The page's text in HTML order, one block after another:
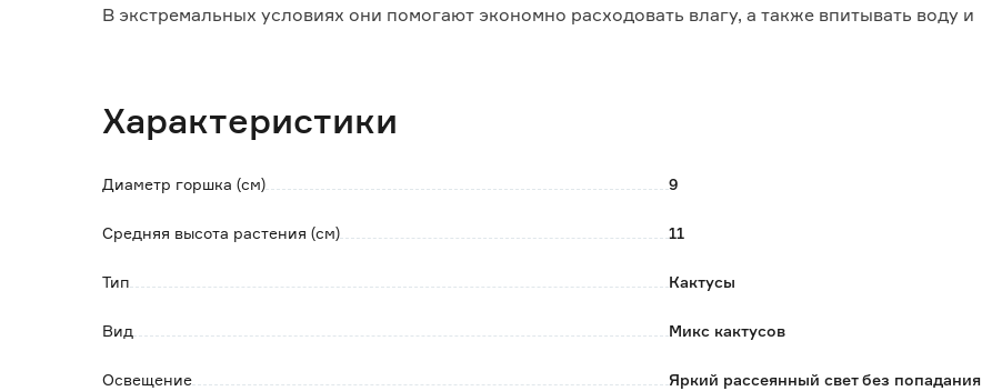
В экстремальных условиях они помогают экономно расходовать влагу, а также впитывать воду и
В опрыскивании и дополнительном увлажнении не нуждается.
Во время покоя все подкормки прекращают.
Характеристики
Диаметр горшка (см) 9
Средняя высота растения (см) 11
Тип Кактусы
Вид Микс кактусов
Освещение
Яркий рассеянный свет без попадания